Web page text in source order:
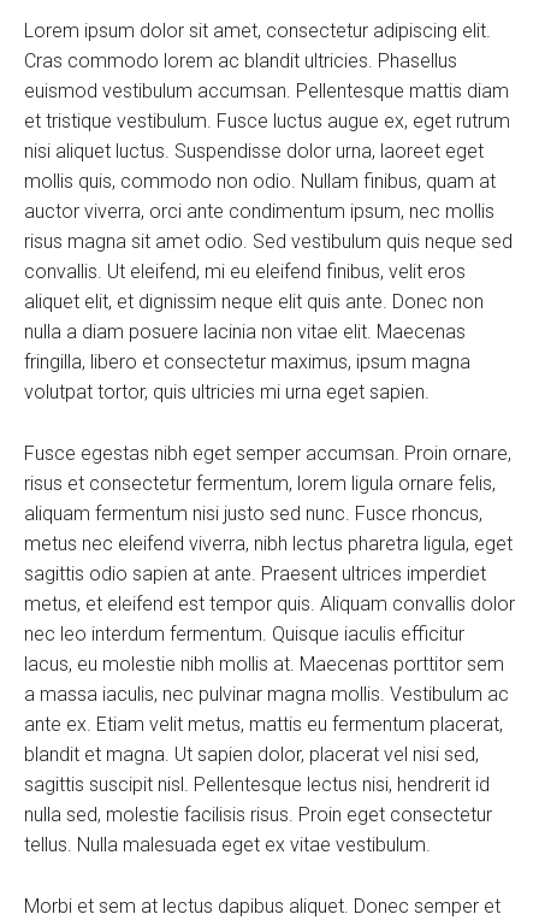
Lorem ipsum dolor sit amet, consectetur adipiscing elit.
Cras commodo lorem ac blandit ultricies. Phasellus
euismod vestibulum accumsan. Pellentesque mattis diam
et tristique vestibulum. Fusce luctus augue ex, eget rutrum
nisi aliquet luctus. Suspendisse dolor urna, laoreet eget
mollis quis, commodo non odio. Nullam finibus, quam at
auctor viverra, orci ante condimentum ipsum, nec mollis
risus magna sit amet odio. Sed vestibulum quis neque sed
convallis. Ut eleifend, mi eu eleifend finibus, velit eros
aliquet elit, et dignissim neque elit quis ante. Donec non
nulla a diam posuere lacinia non vitae elit. Maecenas
fringilla, libero et consectetur maximus, ipsum magna
volutpat tortor, quis ultricies mi urna eget sapien.
Fusce egestas nibh eget semper accumsan. Proin ornare,
risus et consectetur fermentum, lorem ligula ornare felis,
aliquam fermentum nisi justo sed nunc. Fusce rhoncus,
metus nec eleifend viverra, nibh lectus pharetra ligula, eget
sagittis odio sapien at ante. Praesent ultrices imperdiet
metus, et eleifend est tempor quis. Aliquam convallis dolor
nec leo interdum fermentum. Quisque iaculis efficitur
lacus, eu molestie nibh mollis at. Maecenas porttitor sem
a massa iaculis, nec pulvinar magna mollis. Vestibulum ac
ante ex. Etiam velit metus, mattis eu fermentum placerat,
blandit et magna. Ut sapien dolor, placerat vel nisi sed,
sagittis suscipit nisl. Pellentesque lectus nisi, hendrerit id
nulla sed, molestie facilisis risus. Proin eget consectetur
tellus. Nulla malesuada eget ex vitae vestibulum.
Morbi et sem at lectus dapibus aliquet. Donec semper et